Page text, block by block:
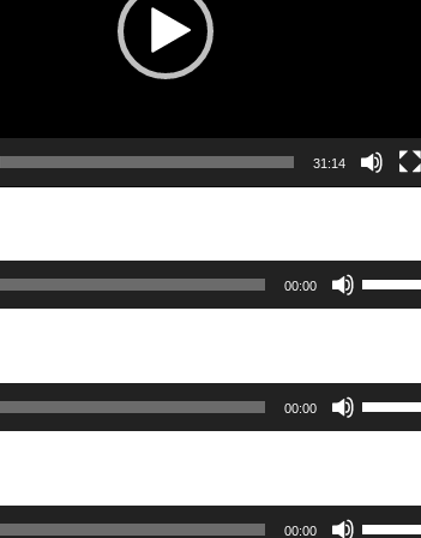
31:14
00:00
клавиши
или
00:00
клавиши
или
00:00